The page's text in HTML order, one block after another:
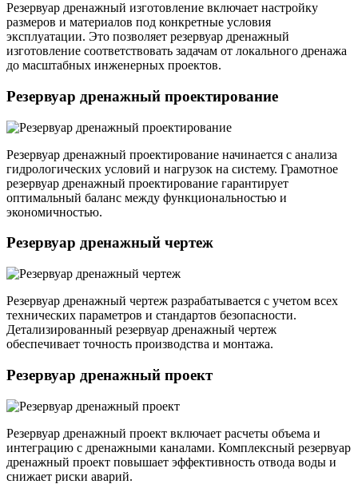
Резервуар дренажный изготовление включает настройку
размеров и материалов под конкретные условия
эксплуатации. Это позволяет резервуар дренажный
изготовление соответствовать задачам от локального дренажа
до масштабных инженерных проектов.
Резервуар дренажный проектирование
Резервуар дренажный проектирование начинается с анализа
гидрологических условий и нагрузок на систему. Грамотное
резервуар дренажный проектирование гарантирует
оптимальный баланс между функциональностью и
экономичностью.
Резервуар дренажный чертеж
Резервуар дренажный чертеж разрабатывается с учетом всех
технических параметров и стандартов безопасности.
Детализированный резервуар дренажный чертеж
обеспечивает точность производства и монтажа.
Резервуар дренажный проект
Резервуар дренажный проект включает расчеты объема и
интеграцию с дренажными каналами. Комплексный резервуар
дренажный проект повышает эффективность отвода воды и
снижает риски аварий.